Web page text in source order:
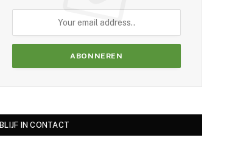
BLIJF IN CONTACT